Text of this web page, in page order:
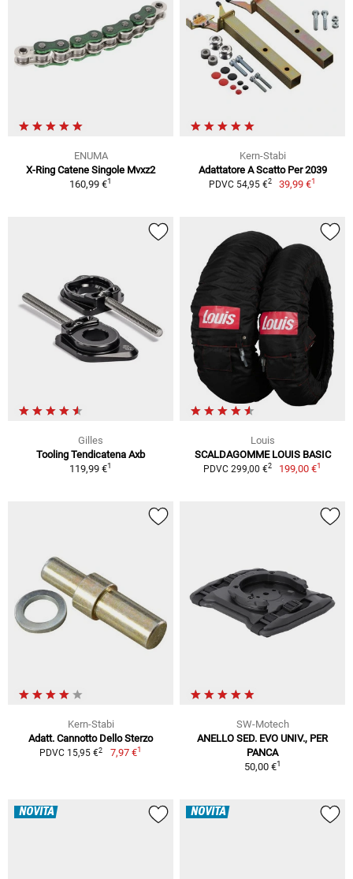
ENUMA
X-Ring Catene Singole Mvxz2
160,99 €1
Kern-Stabi
Adattatore A Scatto Per 2039
PDVC 54,95 €2 39,99 €1
Gilles
Tooling Tendicatena Axb
119,99 €1
Louis
SCALDAGOMME LOUIS BASIC
PDVC 299,00 €2 199,00 €1
Kern-Stabi
Adatt. Cannotto Dello Sterzo
PDVC 15,95 €2 7,97 €1
SW-Motech
ANELLO SED. EVO UNIV., PER
PANCA
50,00 €1
NOVITÀ NOVITÀ